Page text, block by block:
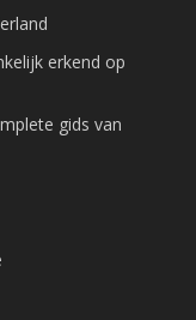
erkend op
gids van